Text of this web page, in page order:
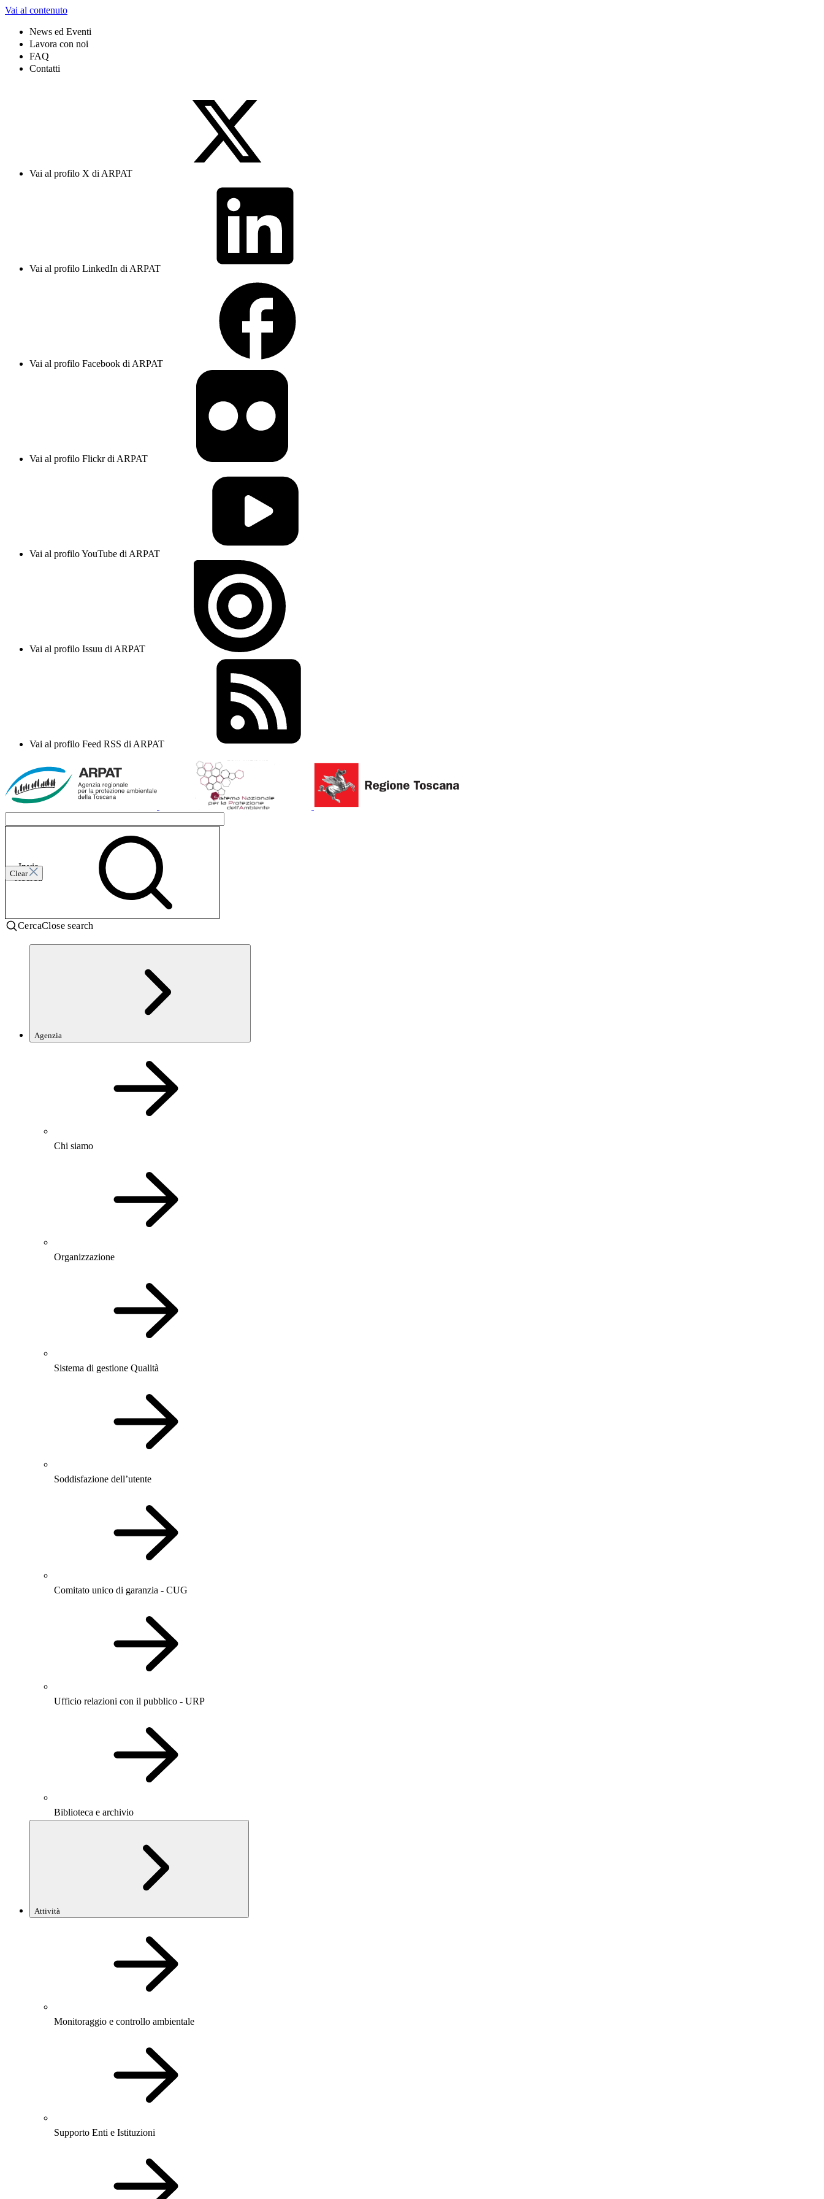
Vai al contenuto
News ed Eventi
Lavora con noi
FAQ
Contatti
Vai al profilo X di ARPAT
Vai al profilo LinkedIn di ARPAT
Vai al profilo Facebook di ARPAT
Vai al profilo Flickr di ARPAT
Vai al profilo YouTube di ARPAT
Vai al profilo Issuu di ARPAT
Vai al profilo Feed RSS di ARPAT
Clear
Invia
ricerca
CercaClose search
Agenzia
Chi siamo
Organizzazione
Sistema di gestione Qualità
Soddisfazione dell’utente
Comitato unico di garanzia - CUG
Ufficio relazioni con il pubblico - URP
Biblioteca e archivio
Attività
Monitoraggio e controllo ambientale
Supporto Enti e Istituzioni